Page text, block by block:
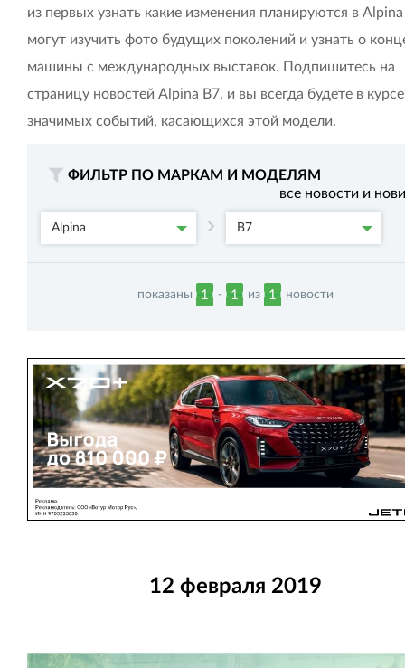
из первых узнать какие изменения планируются в
могут изучить фото будущих поколений и узнать о
машины с международных выставок. Подпишитесь на
страницу новостей Alpina B7, и вы всегда будете в
значимых событий, касающихся этой модели.
ФИЛЬТР ПО МАРКАМ И МОДЕЛЯМ
все новости и
Alpina B7
показаны 1 - 1 из 1 новости
12 февраля 2019